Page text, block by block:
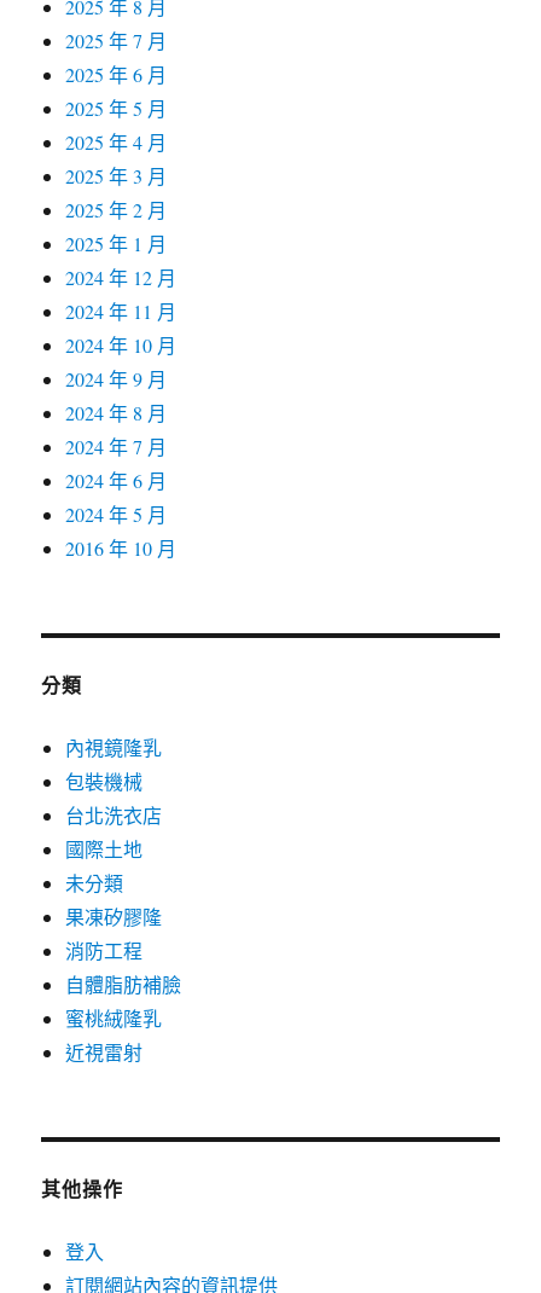
2025 年 8 月
2025 年 7 月
2025 年 6 月
2025 年 5 月
2025 年 4 月
2025 年 3 月
2025 年 2 月
2025 年 1 月
2024 年 12 月
2024 年 11 月
2024 年 10 月
2024 年 9 月
2024 年 8 月
2024 年 7 月
2024 年 6 月
2024 年 5 月
2016 年 10 月
分類
內視鏡隆乳
包裝機械
台北洗衣店
國際土地
未分類
果凍矽膠隆
消防工程
自體脂肪補臉
蜜桃絨隆乳
近視雷射
其他操作
登入
訂閱網站內容的資訊提供